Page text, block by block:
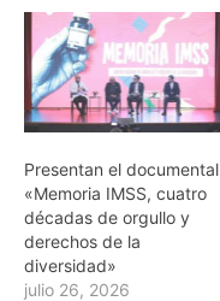
Presentan el documental
«Memoria IMSS, cuatro
décadas de orgullo y
derechos de la
diversidad»
julio 26, 2026